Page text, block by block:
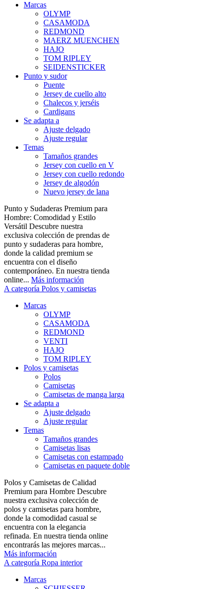
Marcas
OLYMP
CASAMODA
REDMOND
MAERZ MUENCHEN
HAJO
TOM RIPLEY
SEIDENSTICKER
Punto y sudor
Puente
Jersey de cuello alto
Chalecos y jerséis
Cardigans
Se adapta a
Ajuste delgado
Ajuste regular
Temas
Tamaños grandes
Jersey con cuello en V
Jersey con cuello redondo
Jersey de algodón
Nuevo jersey de lana
Punto y Sudaderas Premium para
Hombre: Comodidad y Estilo
Versátil Descubre nuestra
exclusiva colección de prendas de
punto y sudaderas para hombre,
donde la calidad premium se
encuentra con el diseño
contemporáneo. En nuestra tienda
online... Más información
A categoría Polos y camisetas
Marcas
OLYMP
CASAMODA
REDMOND
VENTI
HAJO
TOM RIPLEY
Polos y camisetas
Polos
Camisetas
Camisetas de manga larga
Se adapta a
Ajuste delgado
Ajuste regular
Temas
Tamaños grandes
Camisetas lisas
Camisetas con estampado
Camisetas en paquete doble
Polos y Camisetas de Calidad
Premium para Hombre Descubre
nuestra exclusiva colección de
polos y camisetas para hombre,
donde la comodidad casual se
encuentra con la elegancia
refinada. En nuestra tienda online
encontrarás las mejores marcas...
Más información
A categoría Ropa interior
Marcas